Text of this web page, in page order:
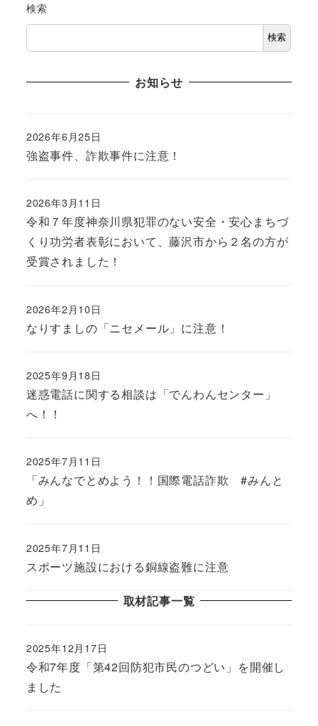
検索
検索
お知らせ
強盗事件、詐欺事件に注意！
2026年6月25日
令和７年度神奈川県犯罪のない安全・安心まちづ
くり功労者表彰において、藤沢市から２名の方が
受賞されました！
2026年3月11日
なりすましの「ニセメール」に注意！
2026年2月10日
迷惑電話に関する相談は「でんわんセンター」
へ！！
2025年9月18日
「みんなでとめよう！！国際電話詐欺 #みんと
め」
2025年7月11日
スポーツ施設における銅線盗難に注意
2025年7月11日
取材記事一覧
令和7年度「第42回防犯市民のつどい」を開催し
ました
2025年12月17日